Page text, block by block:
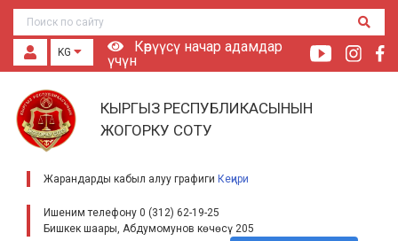
KG
Көрүүсү начар адамдар
үчүн
КЫРГЫЗ РЕСПУБЛИКАСЫНЫН
ЖОГОРКУ СОТУ
Жарандарды кабыл алуу графиги Кеңири
Ишеним телефону 0 (312) 62-19-25
Бишкек шаары, Абдумомунов көчөсү 205